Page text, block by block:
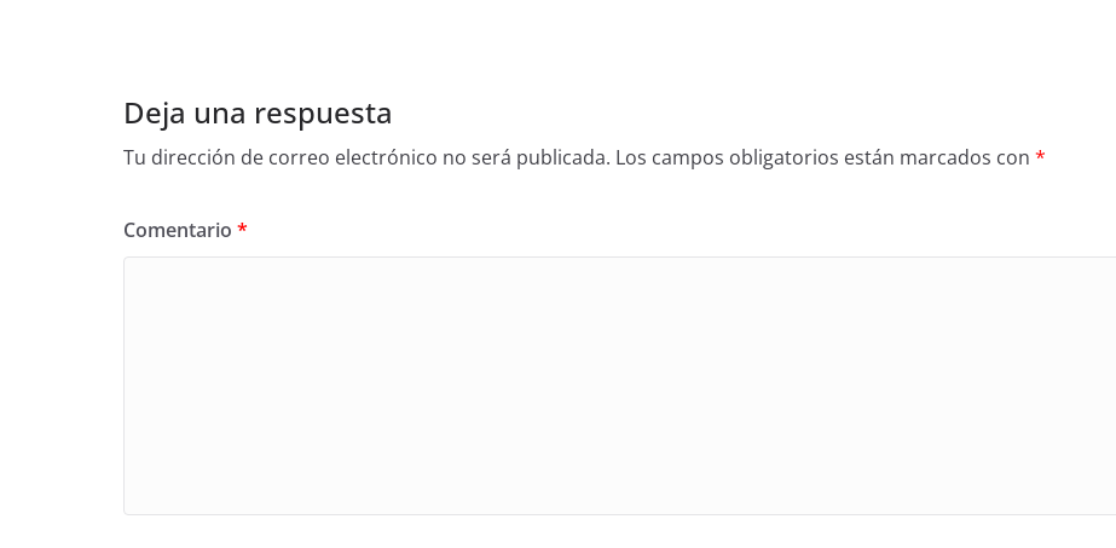
Deja una respuesta
Tu dirección de correo electrónico no será publicada. Los campos obligatorios están marcados con *
Comentario *